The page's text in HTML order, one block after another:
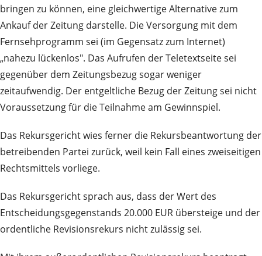
bringen zu können, eine gleichwertige Alternative zum
Ankauf der Zeitung darstelle. Die Versorgung mit dem
Fernsehprogramm sei (im Gegensatz zum Internet)
„nahezu lückenlos". Das Aufrufen der Teletextseite sei
gegenüber dem Zeitungsbezug sogar weniger
zeitaufwendig. Der entgeltliche Bezug der Zeitung sei nicht
Voraussetzung für die Teilnahme am Gewinnspiel.
Das Rekursgericht wies ferner die Rekursbeantwortung der
betreibenden Partei zurück, weil kein Fall eines zweiseitigen
Rechtsmittels vorliege.
Das Rekursgericht sprach aus, dass der Wert des
Entscheidungsgegenstands 20.000 EUR übersteige und der
ordentliche Revisionsrekurs nicht zulässig sei.